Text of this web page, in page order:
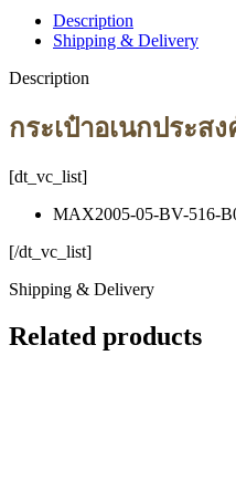
Description
Shipping & Delivery
Description
กระเป๋าอเนกประส
[dt_vc_list]
MAX2005-05-BV-516-
[/dt_vc_list]
Shipping & Delivery
Related products